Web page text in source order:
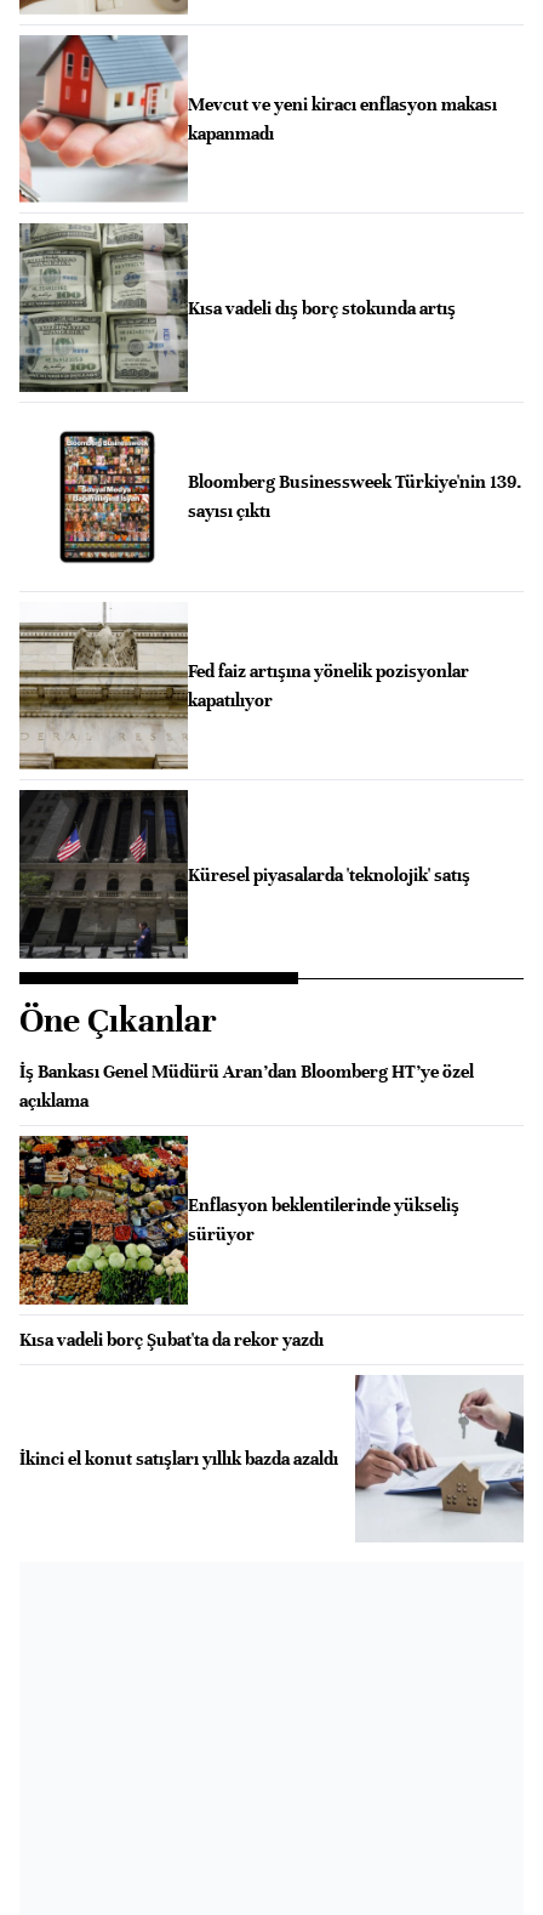
Mevcut ve yeni kiracı enflasyon makası
kapanmadı
Kısa vadeli dış borç stokunda artış
Bloomberg Businessweek Türkiye'nin 139.
sayısı çıktı
Fed faiz artışına yönelik pozisyonlar
kapatılıyor
Küresel piyasalarda 'teknolojik' satış
Öne Çıkanlar
İş Bankası Genel Müdürü Aran’dan Bloomberg HT’ye özel
açıklama
Enflasyon beklentilerinde yükseliş
sürüyor
Kısa vadeli borç Şubat'ta da rekor yazdı
İkinci el konut satışları yıllık bazda azaldı